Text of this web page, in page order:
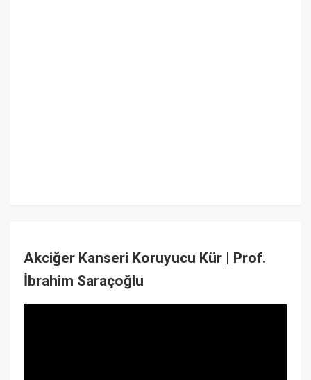
Akciğer Kanseri Koruyucu Kür | Prof.
İbrahim Saraçoğlu